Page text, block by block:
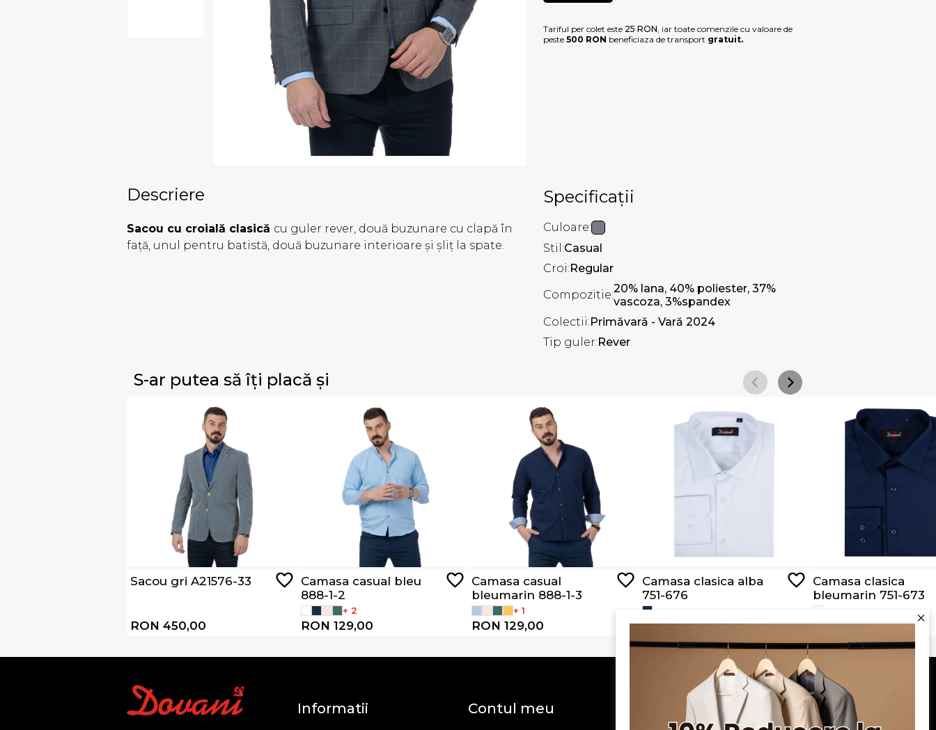
Tariful per colet este 25 RON , iar toate comenzile cu valoare de
peste 500 RON beneficiaza de transport gratuit.
Descriere
Sacou cu croială clasică cu guler rever, două buzunare cu clapă în
față, unul pentru batistă, două buzunare interioare și șliț la spate.
Specificații
Culoare:
Stil:Casual
Croi:Regular
Compozitie:20% lana, 40% poliester, 37%
vascoza, 3%spandex
Colectii:Primăvară - Vară 2024
Tip guler:Rever
S-ar putea să îți placă și
Sacou gri A21576-33
RON 450,00
Camasa casual bleu
888-1-2
+ 2
RON 129,00
Camasa casual
bleumarin 888-1-3
+ 1
RON 129,00
Camasa clasica alba
751-676
RON 159,00
Camasa clasica
bleumarin 751-673
RON 159,00
Informatii Contul meu Serviciu clienți